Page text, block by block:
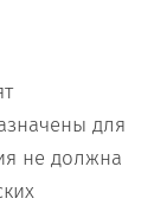
для
не должна